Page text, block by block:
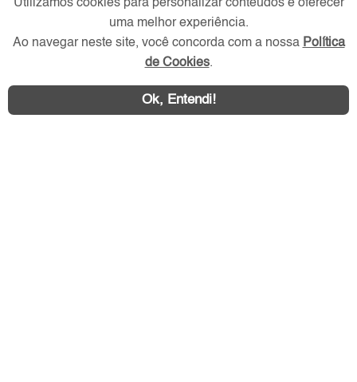
Redes Sociais
Utilizamos cookies para personalizar conteúdos e oferecer
uma melhor experiência.
Ao navegar neste site, você concorda com a nossa Política
de Cookies.
Ok, Entendi!